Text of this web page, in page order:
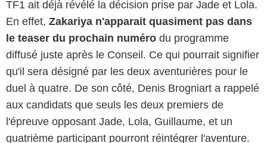
TF1 ait déjà révélé la décision prise par Jade et Lola.
En effet, Zakariya n'apparait quasiment pas dans
le teaser du prochain numéro du programme
diffusé juste après le Conseil. Ce qui pourrait signifier
qu'il sera désigné par les deux aventurières pour le
duel à quatre. De son côté, Denis Brogniart a rappelé
aux candidats que seuls les deux premiers de
l'épreuve opposant Jade, Lola, Guillaume, et un
quatrième participant pourront réintégrer l'aventure.